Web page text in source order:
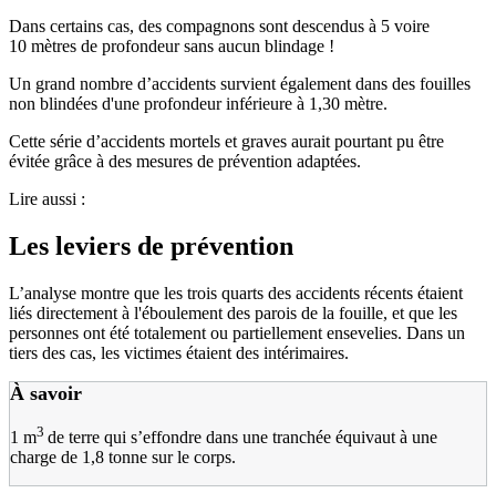
Dans certains cas, des compagnons sont descendus à 5 voire
10 mètres de profondeur sans aucun blindage !
Un grand nombre d’accidents survient également dans des fouilles
non blindées d'une profondeur inférieure à 1,30 mètre.
Cette série d’accidents mortels et graves aurait pourtant pu être
évitée grâce à des mesures de prévention adaptées.
Lire aussi :
Les leviers de prévention
L’analyse montre que les trois quarts des accidents récents étaient
liés directement à l'éboulement des parois de la fouille, et que les
personnes ont été totalement ou partiellement ensevelies. Dans un
tiers des cas, les victimes étaient des intérimaires.
À savoir
1 m3 de terre qui s’effondre dans une tranchée équivaut à une
charge de 1,8 tonne sur le corps.